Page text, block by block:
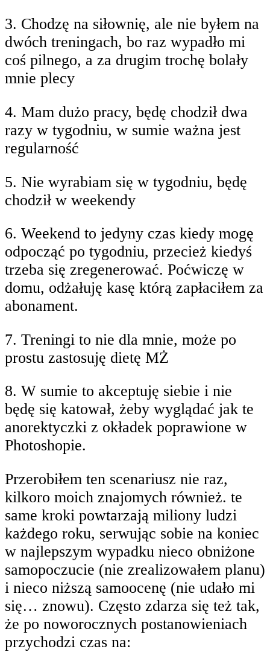
3. Chodzę na siłownię, ale nie byłem na
dwóch treningach, bo raz wypadło mi
coś pilnego, a za drugim trochę bolały
mnie plecy
4. Mam dużo pracy, będę chodził dwa
razy w tygodniu, w sumie ważna jest
regularność
5. Nie wyrabiam się w tygodniu, będę
chodził w weekendy
6. Weekend to jedyny czas kiedy mogę
odpocząć po tygodniu, przecież kiedyś
trzeba się zregenerować. Poćwiczę w
domu, odżałuję kasę którą zapłaciłem za
abonament.
7. Treningi to nie dla mnie, może po
prostu zastosuję dietę MŻ
8. W sumie to akceptuję siebie i nie
będę się katował, żeby wyglądać jak te
anorektyczki z okładek poprawione w
Photoshopie.
Przerobiłem ten scenariusz nie raz,
kilkoro moich znajomych również. te
same kroki powtarzają miliony ludzi
każdego roku, serwując sobie na koniec
w najlepszym wypadku nieco obniżone
samopoczucie (nie zrealizowałem planu)
i nieco niższą samoocenę (nie udało mi
się… znowu). Często zdarza się też tak,
że po noworocznych postanowieniach
przychodzi czas na: